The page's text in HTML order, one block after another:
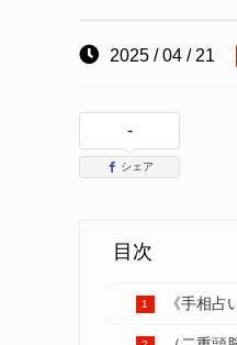
2025 / 04 / 21
-
シェア
目次
《手相